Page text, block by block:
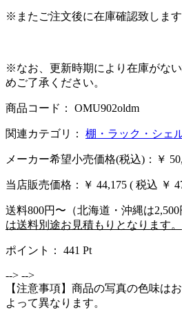
※またご注文後に在庫確認致します
※なお、更新時期により在庫がな
めご了承ください。
商品コード： OMU902oldm
関連カテゴリ： 棚・ラック・シェ
メーカー希望小売価格(税込)：￥
当店販売価格： ￥ 44,175 ( 税込 ￥
送料800円〜（北海道・沖縄は
は送料別途お見積もりとなります。
ポイント： 441 Pt
--> -->
【注意事項】商品の写真の色味は
よって異なります。